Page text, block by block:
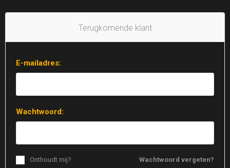
Terugkomende klant
E-mailadres:
Wachtwoord:
Wachtwoord vergeten?
Onthoudt mij?